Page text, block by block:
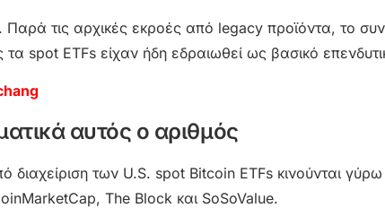
τις αρχικές εκροές από legacy προϊόντα, το
spot ETFs είχαν ήδη εδραιωθεί ως βασικό
αυτός ο αριθμός
των U.S. spot Bitcoin ETFs κινούνται
The Block και SoSoValue.